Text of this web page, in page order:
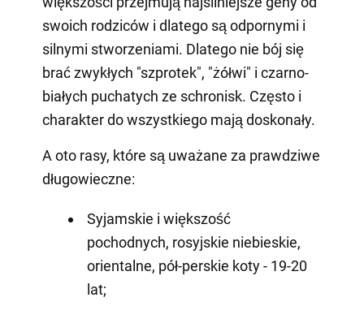
swoich rodziców i dlatego są odpornymi i
silnymi stworzeniami. Dlatego nie bój się
brać zwykłych "szprotek", "żółwi" i czarno-
białych puchatych ze schronisk. Często i
charakter do wszystkiego mają doskonały.
A oto rasy, które są uważane za prawdziwe
długowieczne:
Syjamskie i większość
pochodnych, rosyjskie niebieskie,
orientalne, pół-perskie koty - 19-20
lat;